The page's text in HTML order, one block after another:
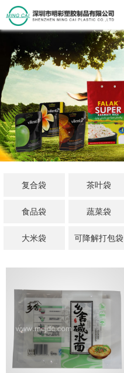
复合袋 茶叶袋
食品袋 蔬菜袋
大米袋 可降解打包袋